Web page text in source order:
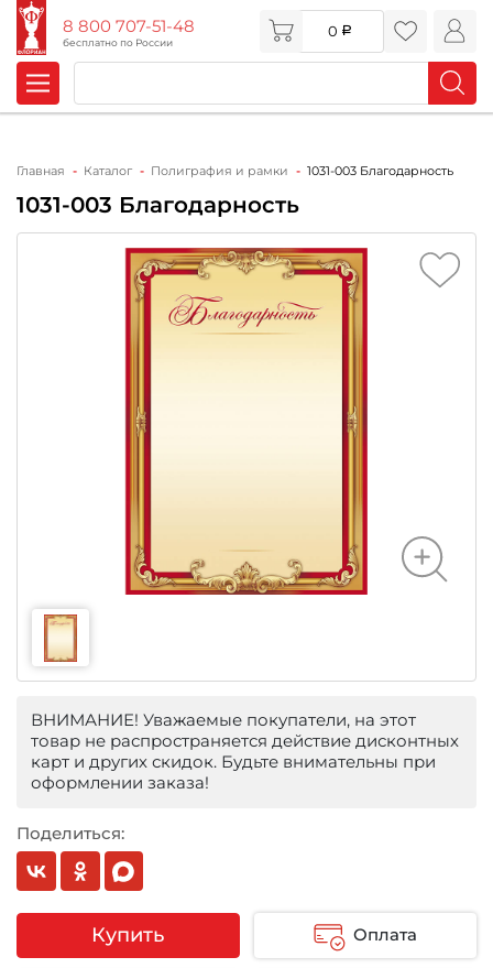
8 800 707-51-48
бесплатно по России
0
Главная Каталог Полиграфия и рамки 1031-003 Благодарность
1031-003 Благодарность
ВНИМАНИЕ! Уважаемые покупатели, на этот
товар не распространяется действие дисконтных
карт и других скидок. Будьте внимательны при
оформлении заказа!
Поделиться:
Купить Оплата